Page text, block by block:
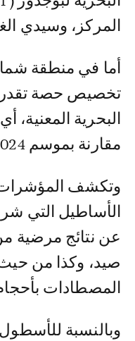
المركز، وسيدي
أما في منطقة
مقارنة بموسم 2024.
وتكشف المؤشرات
الأساطيل التي
عن نتائج مرضية
صيد، وكذا من
المصطادات
وبالنسبة